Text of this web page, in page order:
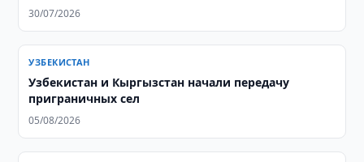
30/07/2026
УЗБЕКИСТАН
Узбекистан и Кыргызстан начали передачу
приграничных сел
05/08/2026